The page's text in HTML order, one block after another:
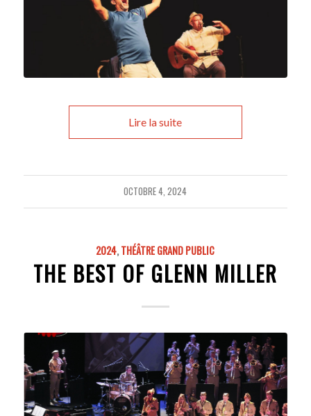
Lire la suite
OCTOBRE 4, 2024
2024,THÉÂTRE GRAND PUBLIC
THE BEST OF GLENN MILLER